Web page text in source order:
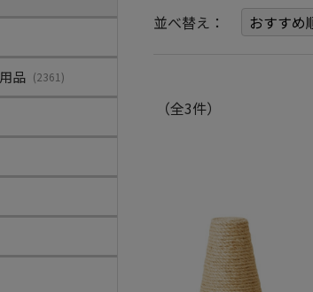
品 (2361)
並べ替え：
（全3件）